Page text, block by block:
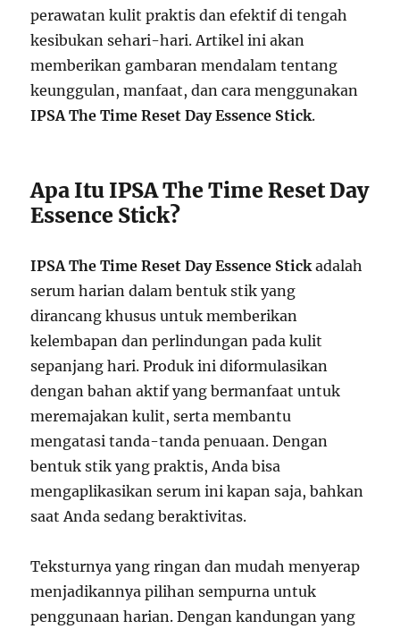
perawatan kulit praktis dan efektif di tengah
kesibukan sehari-hari. Artikel ini akan
memberikan gambaran mendalam tentang
keunggulan, manfaat, dan cara menggunakan
IPSA The Time Reset Day Essence Stick.
Apa Itu IPSA The Time Reset Day
Essence Stick?
IPSA The Time Reset Day Essence Stick adalah
serum harian dalam bentuk stik yang
dirancang khusus untuk memberikan
kelembapan dan perlindungan pada kulit
sepanjang hari. Produk ini diformulasikan
dengan bahan aktif yang bermanfaat untuk
meremajakan kulit, serta membantu
mengatasi tanda-tanda penuaan. Dengan
bentuk stik yang praktis, Anda bisa
mengaplikasikan serum ini kapan saja, bahkan
saat Anda sedang beraktivitas.
Teksturnya yang ringan dan mudah menyerap
menjadikannya pilihan sempurna untuk
penggunaan harian. Dengan kandungan yang